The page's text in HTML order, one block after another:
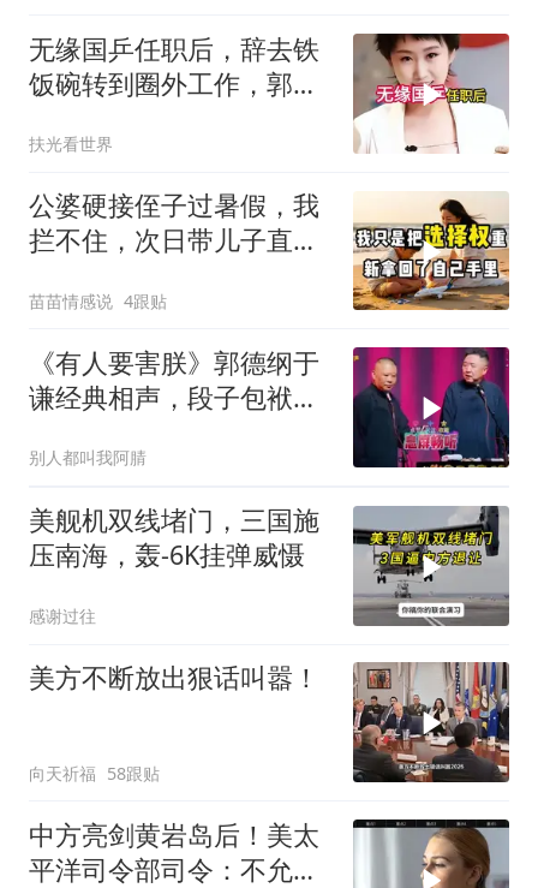
无缘国乒任职后，辞去铁
饭碗转到圈外工作，郭跃
扶光看世界
公婆硬接侄子过暑假，我
拦不住，次日带儿子直飞
苗苗情感说 4跟贴
《有人要害朕》郭德纲于
谦经典相声，段子包袱满
别人都叫我阿腈
美舰机双线堵门，三国施
压南海，轰-6K挂弹威慑
感谢过往
美方不断放出狠话叫嚣！
向天祈福 58跟贴
中方亮剑黄岩岛后！美太
平洋司令部司令：不允许